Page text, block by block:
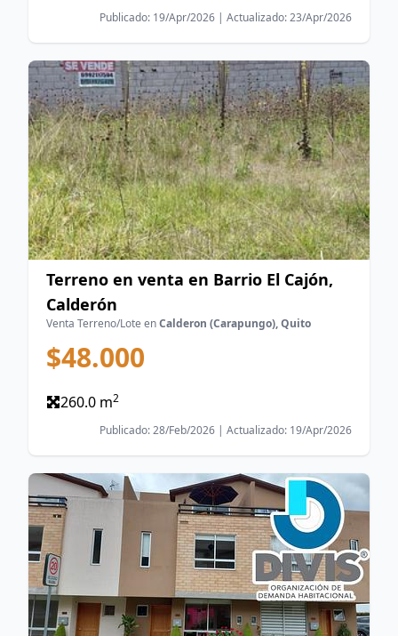
Publicado: 19/Apr/2026 | Actualizado: 23/Apr/2026
Terreno en venta en Barrio El Cajón,
Calderón
Venta Terreno/Lote enCalderon (Carapungo), Quito
$48.000
260.0 m2
Publicado: 28/Feb/2026 | Actualizado: 19/Apr/2026